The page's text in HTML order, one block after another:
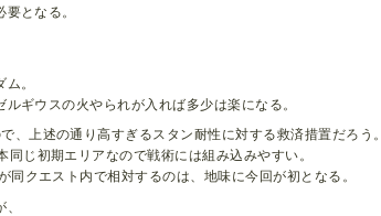
となる。
。
ギウスの火やられが入れば多少は楽になる。
、上述の通り高すぎるスタン耐性に対する救済措置だろう。
じ初期エリアなので戦術には組み込みやすい。
同クエスト内で相対するのは、地味に今回が初となる。